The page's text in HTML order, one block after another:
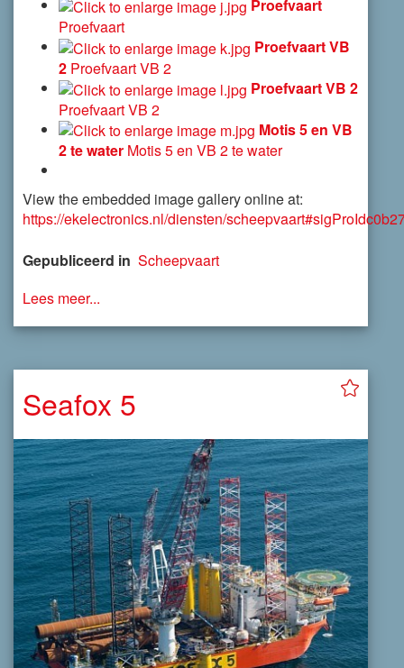
Proefvaart
Proefvaart
Proefvaart VB
2 Proefvaart VB 2
Proefvaart VB 2
Proefvaart VB 2
Motis 5 en VB
2 te water Motis 5 en VB 2 te water
View the embedded image gallery online at:
https://ekelectronics.nl/diensten/
Gepubliceerd in Scheepvaart
Lees meer...
Seafox 5